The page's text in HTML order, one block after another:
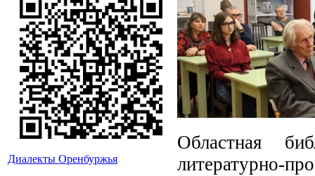
Диалекты Оренбуржья
Областная
литературно-